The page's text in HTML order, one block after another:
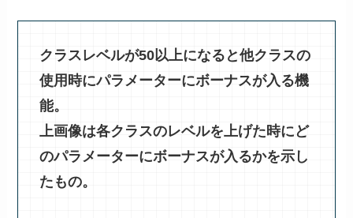
クラスレベルが50以上になると他クラスの
使用時にパラメーターにボーナスが入る機
能。
上画像は各クラスのレベルを上げた時にど
のパラメーターにボーナスが入るかを示し
たもの。